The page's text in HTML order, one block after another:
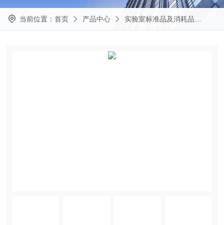
当前位置： 首页 产品中心 实验室标准品及消耗品